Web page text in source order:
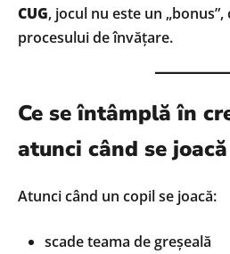
CUG, jocul nu este un
procesului de învățare.
Ce se întâmplă în
atunci când se joacă
Atunci când un copil se joacă:
scade teama de greșeală